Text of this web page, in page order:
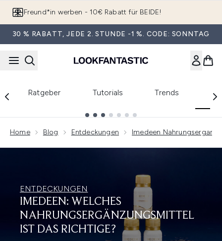
Freund*in werben - 10€ Rabatt für BEIDE!
30 % RABATT, JEDE 2. STUNDE -1 %. CODE: SONNTAG
Ratgeber Tutorials Trends
Home Blog Entdeckungen Imedeen
ENTDECKUNGEN
IMEDEEN: WELCHES
NAHRUNGSERGÄNZUNGSMITTEL
IST DAS RICHTIGE?